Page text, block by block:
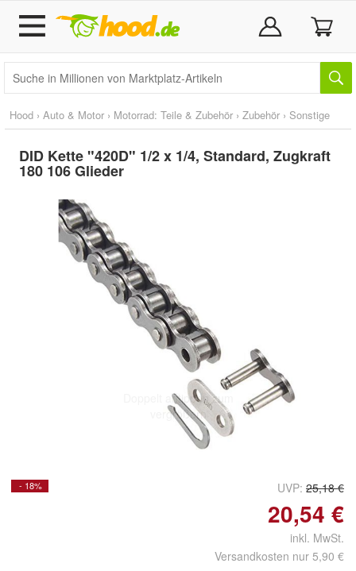
Hood › Auto & Motor › Motorrad: Teile & Zubehör › Zubehör › Sonstige
DID Kette "420D" 1/2 x 1/4, Standard, Zugkraft
180 106 Glieder
Doppelt antippen zum
vergrößern
- 18% UVP: 25,18 €
20,54 €
inkl. MwSt.
Versandkosten nur 5,90 €